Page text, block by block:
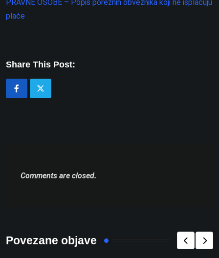
PRAVNE OSOBE – Popis poreznih obveznika koji ne isplaćuju
plaće
Share This Post:
Comments are closed.
Povezane objave